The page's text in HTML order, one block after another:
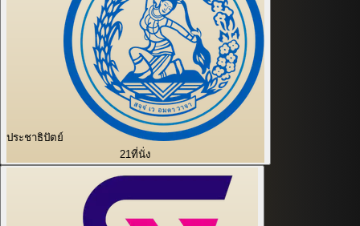
ประชาธิปัตย์
21ที่นั่ง